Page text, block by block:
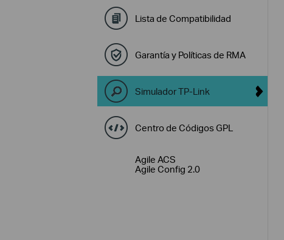
Lista de Compatibilidad
Garantía y Políticas de RMA
Simulador TP-Link
Centro de Códigos GPL
Agile ACS
Agile Config 2.0